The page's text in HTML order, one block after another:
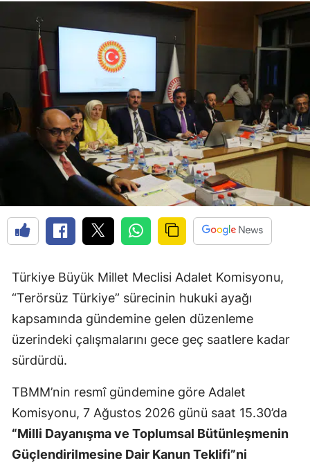
Türkiye Büyük Millet Meclisi Adalet Komisyonu,
“Terörsüz Türkiye” sürecinin hukuki ayağı
kapsamında gündemine gelen düzenleme
üzerindeki çalışmalarını gece geç saatlere kadar
sürdürdü.
TBMM’nin resmî gündemine göre Adalet
Komisyonu, 7 Ağustos 2026 günü saat 15.30’da
“Milli Dayanışma ve Toplumsal Bütünleşmenin
Güçlendirilmesine Dair Kanun Teklifi”ni